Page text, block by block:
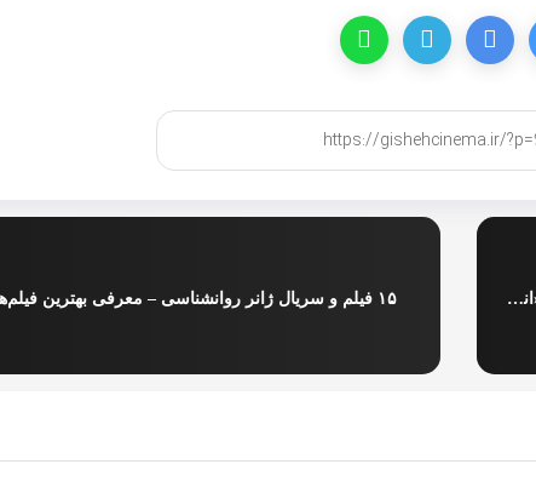
«نتفلیکس» با «شکارچیان شیاطین کی‌پاپ» ۱۰ جایزه اصلی «انی ۲۰۲۶» را از آن خود کرد